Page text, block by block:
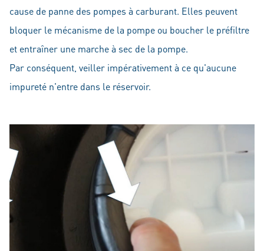
cause de panne des pompes à carburant. Elles peuvent
bloquer le mécanisme de la pompe ou boucher le préfiltre
et entraîner une marche à sec de la pompe.
Par conséquent, veiller impérativement à ce qu'aucune
impureté n'entre dans le réservoir.